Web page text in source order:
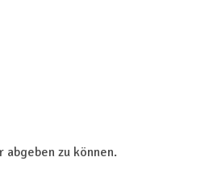
abgeben zu können.